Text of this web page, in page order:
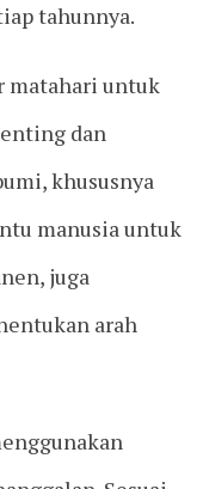
tahunnya.
matahari untuk
dan
khususnya
manusia untuk
juga
arah